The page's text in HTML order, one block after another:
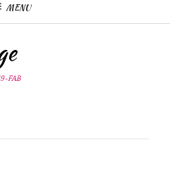
MENU
FAB